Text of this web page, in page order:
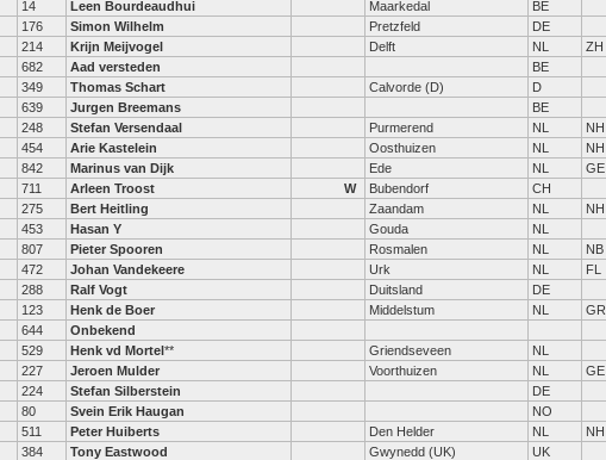
14 Leen Bourdeaudhui Maarkedal
BE
176 Simon Wilhelm Pretzfeld
DE
214 Krijn Meijvogel Delft NL
ZH
682 Aad versteden
BE
349 Thomas Schart Calvorde (D)
D
639 Jurgen Breemans
BE
248 Stefan Versendaal Purmerend NL
NH
454 Arie Kastelein Oosthuizen NL
NH
842 Marinus van Dijk Ede NL
GE
711 Arleen Troost W Bubendorf
CH
275 Bert Heitling Zaandam NL
NH
453 Hasan Y Gouda
NL
807 Pieter Spooren Rosmalen NL
NB
472 Johan Vandekeere Urk NL
FL
288 Ralf Vogt Duitsland
DE
123 Henk de Boer Middelstum NL
GR
644
Onbekend
529 Henk vd Mortel** Griendseveen
NL
227 Jeroen Mulder Voorthuizen NL
GE
224 Stefan Silberstein
DE
80 Svein Erik Haugan
NO
511 Peter Huiberts Den Helder NL
NH
384 Tony Eastwood Gwynedd (UK)
UK